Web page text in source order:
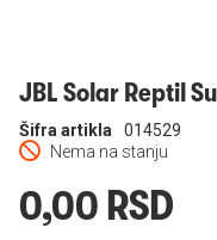
JBL Solar Reptil
Nema na stanju
Šifra artikla 014529
0,00 RSD